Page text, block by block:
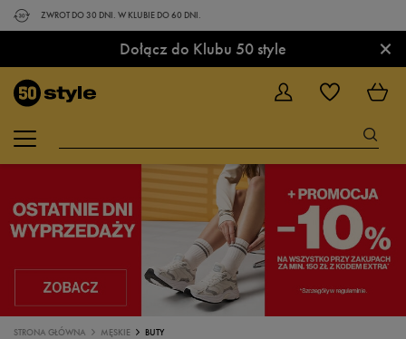
ZWROT DO 30 DNI. W KLUBIE DO 60 DNI.
Dołącz do Klubu 50 style ×
STRONA GŁÓWNA MĘSKIE BUTY